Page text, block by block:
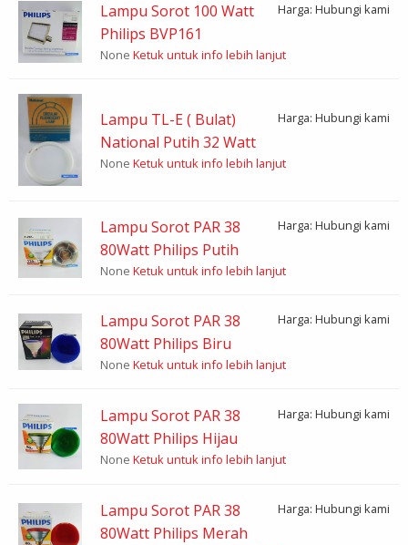
Lampu Sorot 100 Watt
Philips BVP161
Harga: Hubungi kami
None Ketuk untuk info lebih lanjut
Lampu TL-E ( Bulat)
National Putih 32 Watt
Harga: Hubungi kami
None Ketuk untuk info lebih lanjut
Lampu Sorot PAR 38
80Watt Philips Putih
Harga: Hubungi kami
None Ketuk untuk info lebih lanjut
Lampu Sorot PAR 38
80Watt Philips Biru
Harga: Hubungi kami
None Ketuk untuk info lebih lanjut
Lampu Sorot PAR 38
80Watt Philips Hijau
Harga: Hubungi kami
None Ketuk untuk info lebih lanjut
Lampu Sorot PAR 38
80Watt Philips Merah
Harga: Hubungi kami